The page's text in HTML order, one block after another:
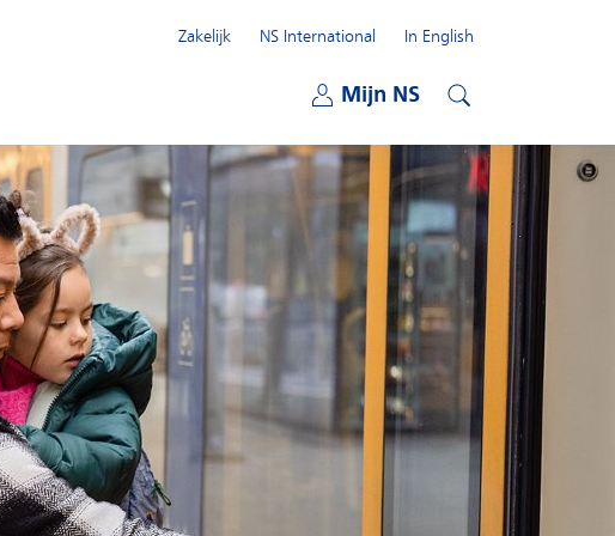
Mijn NS
Zakelijk
NS International
In English